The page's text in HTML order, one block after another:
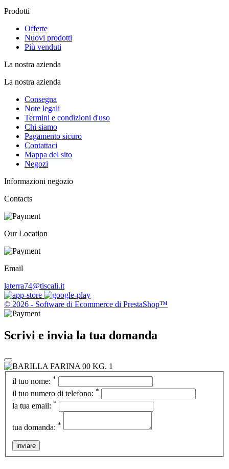
Prodotti
Offerte
Nuovi prodotti
Più venduti
La nostra azienda
La nostra azienda
Consegna
Note legali
Termini e condizioni d'uso
Chi siamo
Pagamento sicuro
Contattaci
Mappa del sito
Negozi
Informazioni negozio
Contacts
Our Location
Email
laterra74@tiscali.it
© 2026 - Software di Ecommerce di PrestaShop™
Scrivi e invia la tua domanda
il tuo nome: *
il tuo numero di telefono: *
la tua email: *
tua domanda: *
inviare